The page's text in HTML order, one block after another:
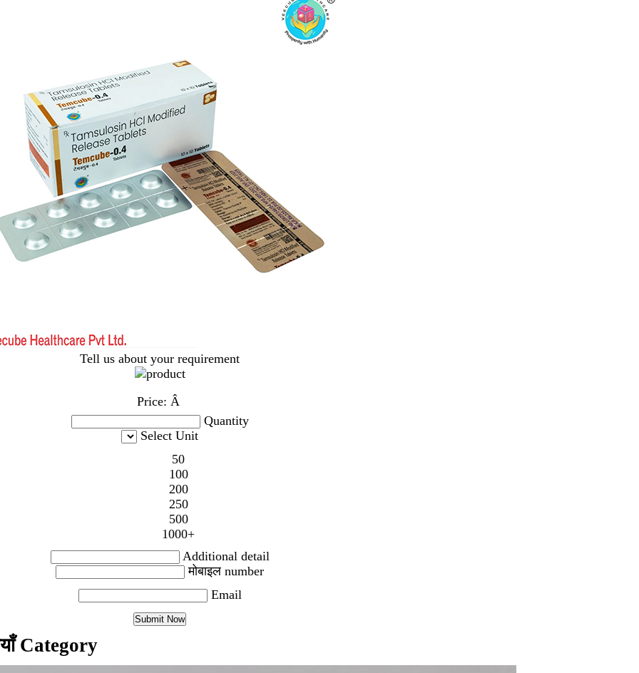
Tell us about your requirement
Price: Â
Quantity
Select Unit
50
100
200
250
500
1000+
Additional detail
मोबाइल number
Email
Category